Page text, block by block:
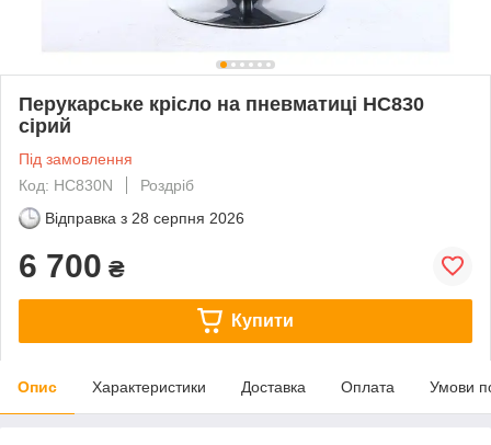
Перукарське крісло на пневматиці HC830
сірий
Під замовлення
Код: HC830N
Роздріб
Відправка з 28 серпня 2026
6 700 ₴
Купити
Опис Характеристики Доставка Оплата Умови